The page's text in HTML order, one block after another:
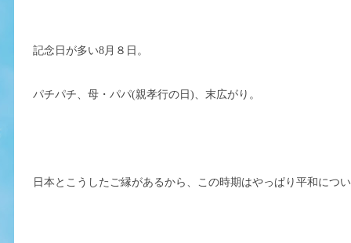
記念日が多い8月８日。
パチパチ、母・パパ(親孝行の日)、末広がり。
日本とこうしたご縁があるから、この時期はやっぱり平和につ